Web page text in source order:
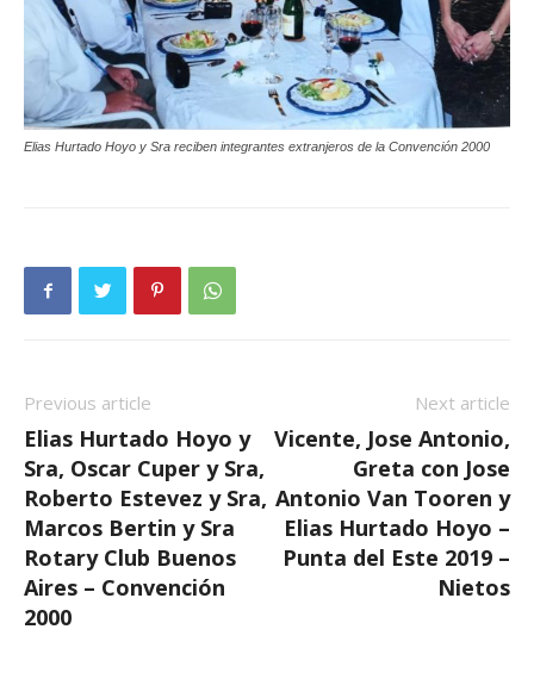
Elias Hurtado Hoyo y Sra reciben integrantes extranjeros de la Convención 2000
Previous article
Elias Hurtado Hoyo y
Sra, Oscar Cuper y Sra,
Roberto Estevez y Sra,
Marcos Bertin y Sra
Rotary Club Buenos
Aires – Convención
2000
Next article
Vicente, Jose Antonio,
Greta con Jose
Antonio Van Tooren y
Elias Hurtado Hoyo –
Punta del Este 2019 –
Nietos